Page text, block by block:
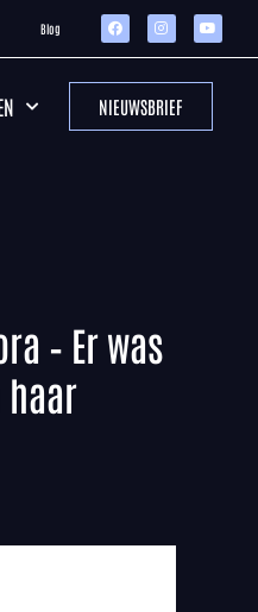
Blog
NIEUWSBRIEF
– Er was
haar